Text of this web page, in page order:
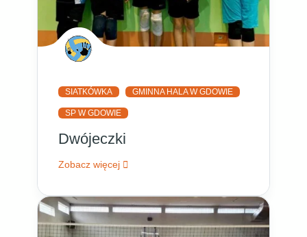
SIATKÓWKA GMINNA HALA W GDOWIE
SP W GDOWIE
Dwójeczki
Zobacz więcej